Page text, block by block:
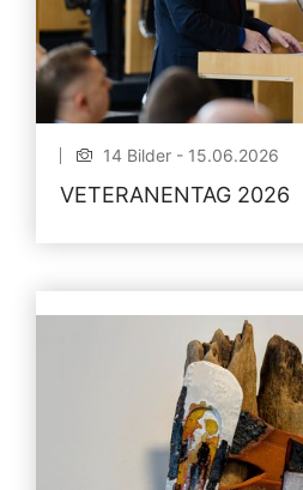
14 Bilder - 15.06.2026
VETERANENTAG 2026